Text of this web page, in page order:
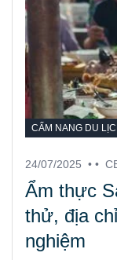
CẨM NANG DU
24/07/2025 • •
Ẩm thực
thử, địa
nghiệm